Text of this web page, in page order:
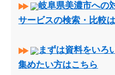
岐阜県美濃市への
サービスの検索・比較
まずは資料をいろ
集めたい方はこちら